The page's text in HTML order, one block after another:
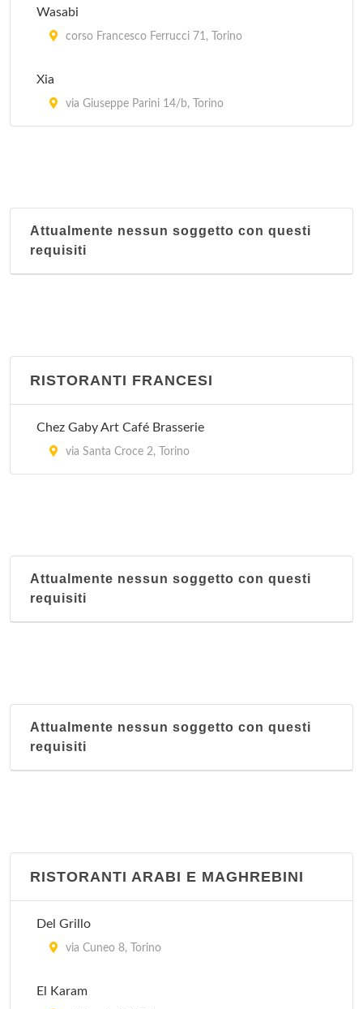
Wasabi
corso Francesco Ferrucci 71, Torino
Xia
via Giuseppe Parini 14/b, Torino
Attualmente nessun soggetto con questi
requisiti
RISTORANTI FRANCESI
Chez Gaby Art Café Brasserie
via Santa Croce 2, Torino
Attualmente nessun soggetto con questi
requisiti
Attualmente nessun soggetto con questi
requisiti
RISTORANTI ARABI E MAGHREBINI
Del Grillo
via Cuneo 8, Torino
El Karam